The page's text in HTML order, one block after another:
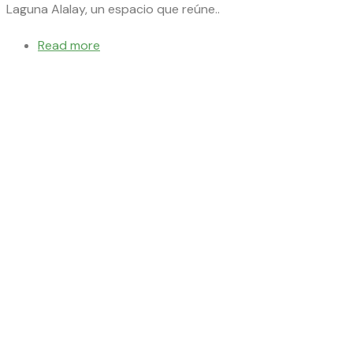
Laguna Alalay, un espacio que reúne..
Read more